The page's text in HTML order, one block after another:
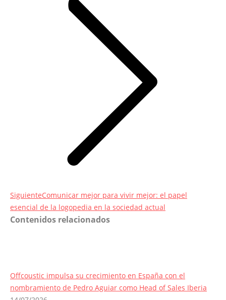
SiguienteEntrada
siguiente:
Comunicar mejor para vivir mejor: el papel
esencial de la logopedia en la sociedad actual
Contenidos relacionados
Offcoustic impulsa su crecimiento en España con el
nombramiento de Pedro Aguiar como Head of Sales Iberia